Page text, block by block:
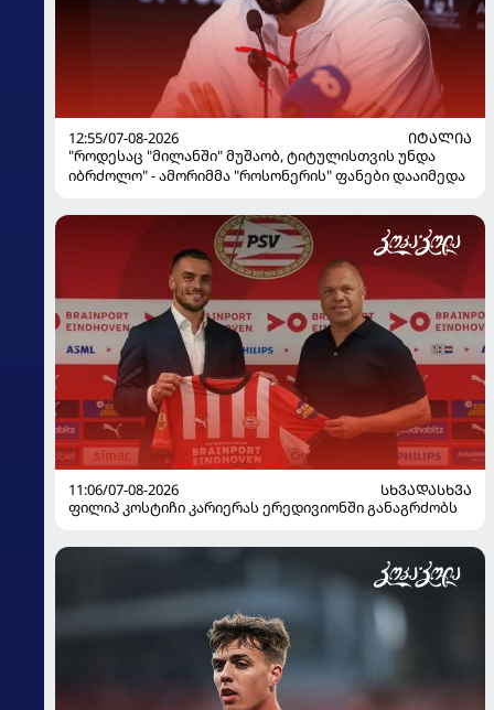
12:55/07-08-2026
ᲘᲢᲐᲚᲘᲐ
"როდესაც "მილანში" მუშაობ, ტიტულისთვის უნდა
იბრძოლო" - ამორიმმა "როსონერის" ფანები დააიმედა
11:06/07-08-2026
ᲡᲮᲕᲐᲓᲐᲡᲮᲕᲐ
ფილიპ კოსტიჩი კარიერას ერედივიონში განაგრძობს